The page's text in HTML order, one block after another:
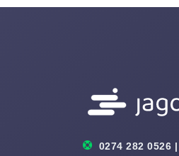
0274 282 0526